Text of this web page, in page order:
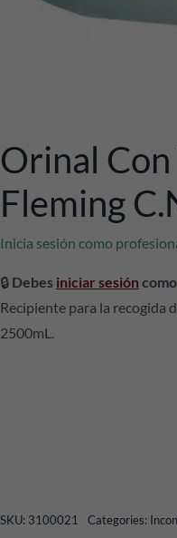
Orinal Con
Fleming
Inicia sesión como
🔒 Debes iniciar sesión
Recipiente para la recogida
2500mL.
SKU: 3100021 Categories: